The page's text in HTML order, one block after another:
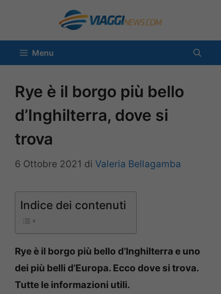
contenuto
Menu
Rye è il borgo più bello
d’Inghilterra, dove si
trova
6 Ottobre 2021 di Valeria Bellagamba
Indice dei contenuti
Rye è il borgo più bello d’Inghilterra e uno
dei più belli d’Europa. Ecco dove si trova.
Tutte le informazioni utili.